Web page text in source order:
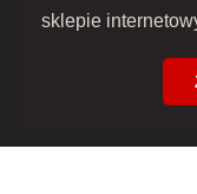
sklepie